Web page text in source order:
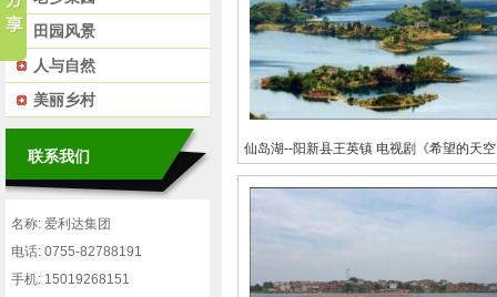
田园风景
人与自然
美丽乡村
联系我们
名称: 爱利达集团
电话: 0755-82788191
手机: 15019268151
仙岛湖--阳新县王英镇 电视剧《希望的天
摄地